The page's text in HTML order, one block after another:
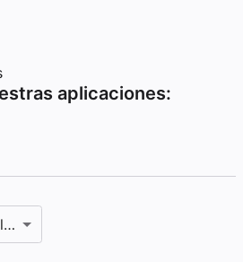
aplicaciones: